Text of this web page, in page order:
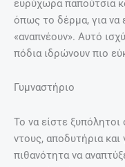
ευρύχωρα παπούτσια
όπως το δέρμα, για να
«αναπνέουν». Αυτό
πόδια ιδρώνουν πιο
Γυμναστήριο
Το να είστε
ντους, αποδυτήρια και
πιθανότητα να